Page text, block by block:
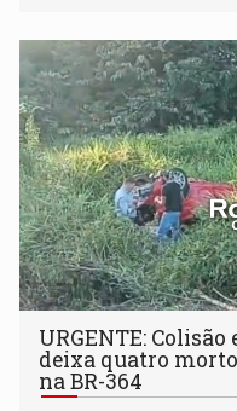
URGENTE:
deixa quatro
na BR-364